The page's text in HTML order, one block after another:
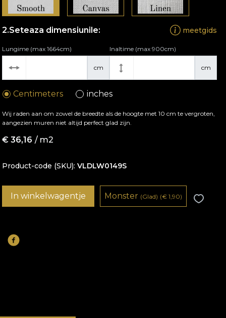
Seteaza dimensiunile: meetgids
cm
Lungime (max 1664cm)
cm
Inaltime (max 900cm)
Centimeters inches
Wij raden aan om zowel de breedte als de hoogte met 10 cm te vergroten,
aangezien muren niet altijd perfect glad zijn.
€36,16 / m2
Product-code (SKU) VLDLW0149S
In winkelwagentje Monster (Glad) (€1,90)